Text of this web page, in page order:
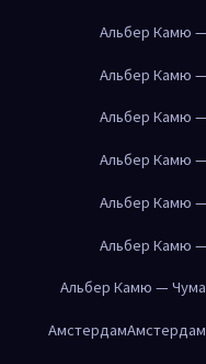
Альбер Камю
Альбер Камю
Альбер Камю
Альбер Камю
Альбер Камю
Альбер Камю
Альбер Камю — Чума
АмстердамАмстердам